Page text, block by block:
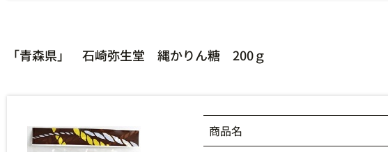
「青森県」 石崎弥生堂 縄かりん糖 200ｇ
商品名